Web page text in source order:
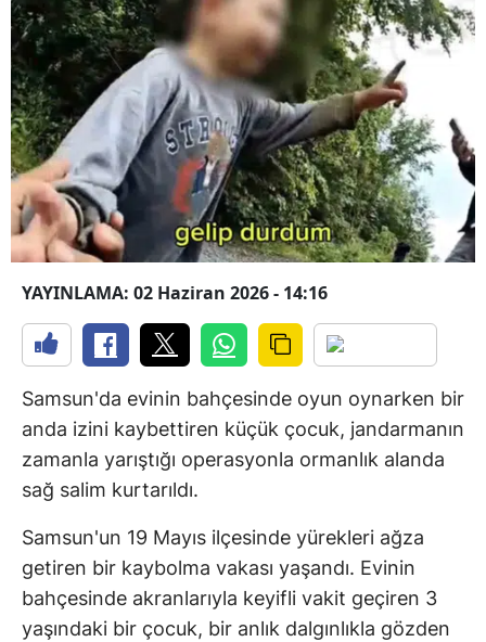
YAYINLAMA: 02 Haziran 2026 - 14:16
Samsun'da evinin bahçesinde oyun oynarken bir
anda izini kaybettiren küçük çocuk, jandarmanın
zamanla yarıştığı operasyonla ormanlık alanda
sağ salim kurtarıldı.
Samsun'un 19 Mayıs ilçesinde yürekleri ağza
getiren bir kaybolma vakası yaşandı. Evinin
bahçesinde akranlarıyla keyifli vakit geçiren 3
yaşındaki bir çocuk, bir anlık dalgınlıkla gözden